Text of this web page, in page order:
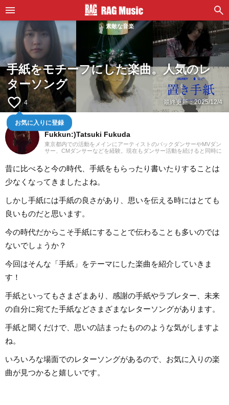
素敵な音楽
手紙をモチーフにした楽曲。人気のレ
ターソング
favorite_border 4
お気に入りに登録
最終更新：2025/12/4
ダンサー
Fukkun:)Tatsuki Fukuda
東京都内での活動をメインにアーティストのバックダンサーやMVダン
サー、CMダンサーなどを経験。現在もダンサー活動を続けると同時に
ったのをキッカケに、高校2年生からダンス活動を始める。ダンスを始
めてから今まで聴いていたJ-POPや邦楽ロック以外にも洋楽のR&Bや
聴き始める。小学生の頃は3年間合唱団に所属し、歌うことが好きなの
さらにはK-POPまで幅広くの音楽を好んで聴きます。
昔に比べると今の時代、手紙をもらったり書いたりすることは
少なくなってきましたよね。
しかし手紙には手紙の良さがあり、思いを伝える時にはとても
良いものだと思います。
今の時代だからこそ手紙にすることで伝わることも多いのでは
ないでしょうか？
今回はそんな「手紙」をテーマにした楽曲を紹介していきま
す！
手紙といってもさまざまあり、感謝の手紙やラブレター、未来
の自分に宛てた手紙などさまざまなレターソングがあります。
手紙と聞くだけで、思いの詰まったもののような気がしますよ
ね。
いろいろな場面でのレターソングがあるので、お気に入りの楽
曲が見つかると嬉しいです。